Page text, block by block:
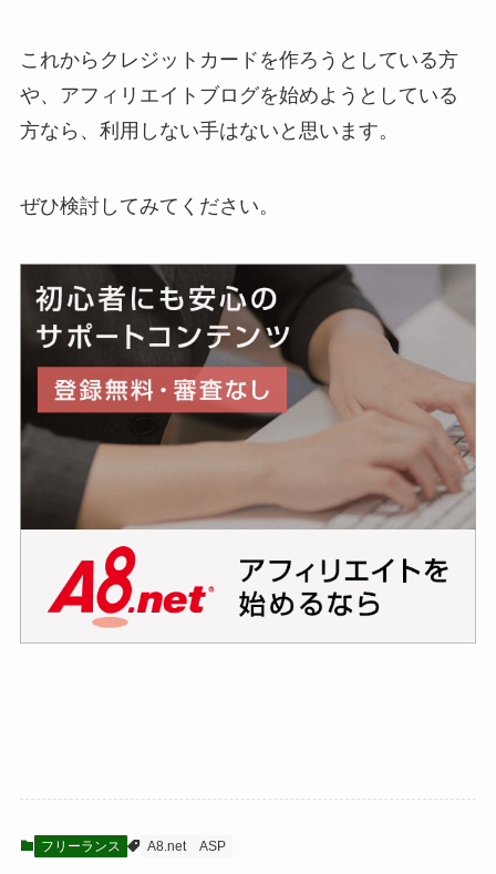
これからクレジットカードを作ろうとしている方
や、アフィリエイトブログを始めようとしている
方なら、利用しない手はないと思います。
ぜひ検討してみてください。
フリーランス A8.net ASP